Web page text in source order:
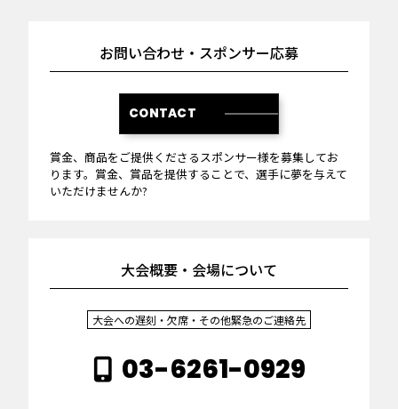
お問い合わせ・スポンサー応募
CONTACT
賞金、商品をご提供くださるスポンサー様を募集してお
ります。賞金、賞品を提供することで、選手に夢を与えて
いただけませんか?
大会概要・会場について
大会への遅刻・欠席・その他緊急のご連絡先
03-6261-0929